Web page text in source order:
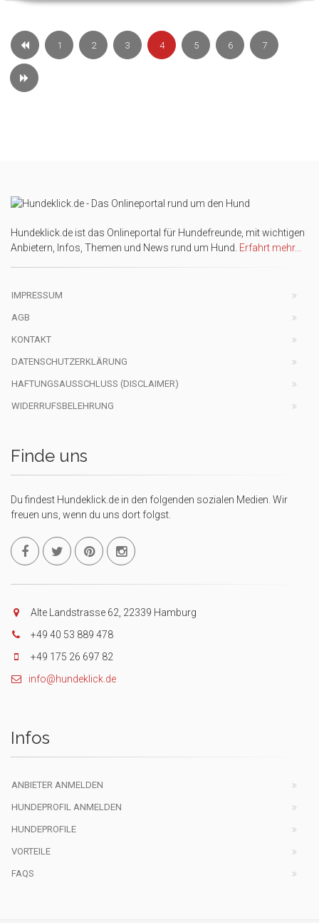
1 2 3 4 5 6 7
Hundeklick.de ist das Onlineportal für Hundefreunde, mit wichtigen
Anbietern, Infos, Themen und News rund um Hund. Erfahrt mehr...
IMPRESSUM
AGB
KONTAKT
DATENSCHUTZERKLÄRUNG
HAFTUNGSAUSSCHLUSS (DISCLAIMER)
WIDERRUFSBELEHRUNG
Finde uns
Du findest Hundeklick.de in den folgenden sozialen Medien. Wir
freuen uns, wenn du uns dort folgst.
Alte Landstrasse 62, 22339 Hamburg
+49 40 53 889 478
+49 175 26 697 82
info@hundeklick.de
Infos
ANBIETER ANMELDEN
HUNDEPROFIL ANMELDEN
HUNDEPROFILE
VORTEILE
FAQS